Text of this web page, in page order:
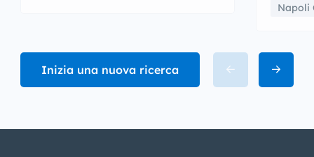
Napoli
Inizia una nuova ricerca